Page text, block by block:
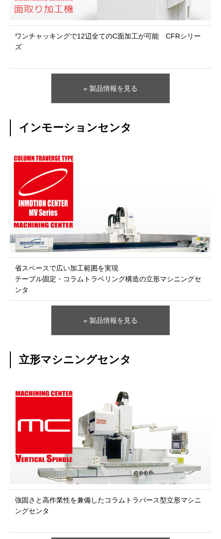
ワンチャッキングで12辺全てのC面加工が可能 CFRシリー
ズ
» 製品情報を見る
インモーションセンタ
省スペースで広い加工範囲を実現
テーブル固定・コラムトラベリング構造の立形マシニングセ
ンタ
» 製品情報を見る
立形マシニングセンタ
強固さと高作業性を兼備したコラムトラバース型立形マシニ
ングセンタ